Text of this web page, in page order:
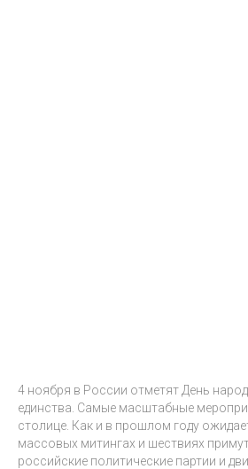
4 ноября в России отметят День
единства. Самые масштабные
столице. Как и в прошлом году
массовых митингах и шествиях
российские политические партии и